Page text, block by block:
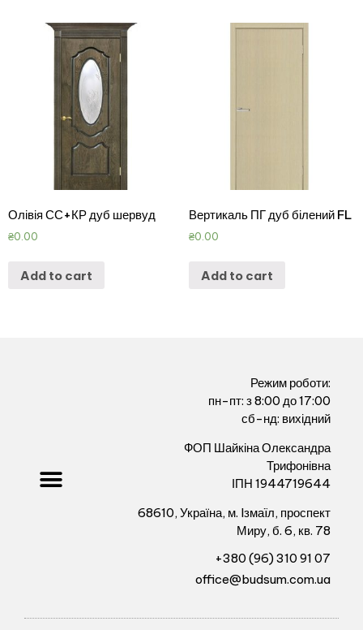
Олівія СС+КР дуб шервуд
₴0.00
Add to cart
Вертикаль ПГ дуб білений FL
₴0.00
Add to cart
Режим роботи:
пн-пт: з 8:00 до 17:00
сб-нд: вихідний
ФОП Шайкіна Олександра
Трифонівна
ІПН 1944719644
68610, Україна, м. Iзмаïл, проспект
Миру, б. 6, кв. 78
+380 (96) 310 91 07
office@budsum.com.ua